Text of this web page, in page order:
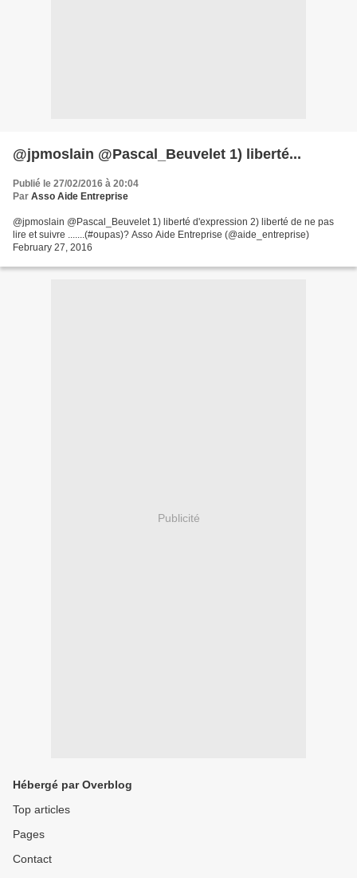
@jpmoslain @Pascal_Beuvelet 1) liberté...
Publié le 27/02/2016 à 20:04
Par Asso Aide Entreprise
@jpmoslain @Pascal_Beuvelet 1) liberté d'expression 2) liberté de ne pas
lire et suivre .......(#oupas)? Asso Aide Entreprise (@aide_entreprise)
February 27, 2016
Publicité
Hébergé par Overblog
Top articles
Pages
Contact